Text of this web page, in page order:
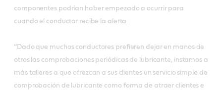
componentes podrían haber empezado a ocurrir para
cuando el conductor recibe la alerta.
“Dado que muchos conductores prefieren dejar en manos de
otros las comprobaciones periódicas de lubricante, instamos a
más talleres a que ofrezcan a sus clientes un servicio simple de
comprobación de lubricante como forma de atraer clientes e